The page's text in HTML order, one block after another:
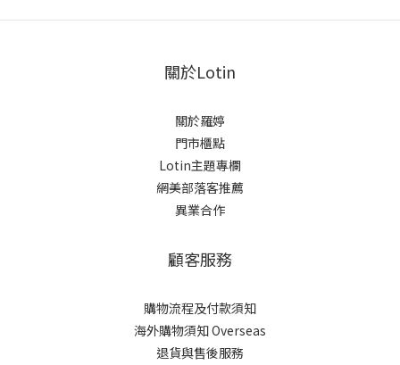
關於Lotin
關於羅婷
門市櫃點
Lotin主題專欄
網美部落客推薦
異業合作
顧客服務
購物流程及付款須知
海外購物須知 Overseas
退貨與售後服務